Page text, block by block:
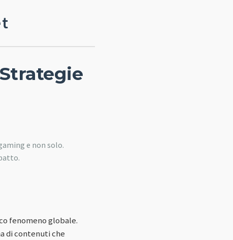
e non solo.
fenomeno globale.
di contenuti che